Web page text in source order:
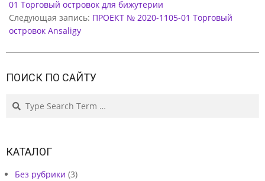
Ш
К
А
У
П
01 Торговый островок для бижутерии
Следующая запись: ПРОЕКТ № 2020-1105-01 Торговый
островок Ansaligy
ПОИСК ПО САЙТУ
Search
КАТАЛОГ
Без рубрики (3)